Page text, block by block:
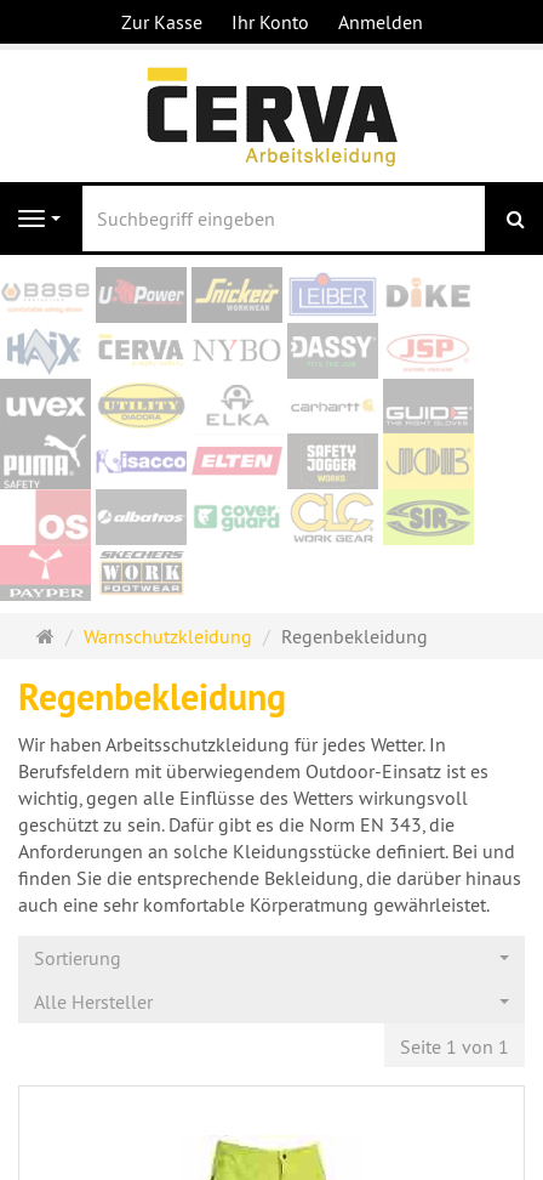
Zur Kasse Ihr Konto Anmelden
Navigation
Startseite
Warnschutzkleidung Regenbekleidung
Regenbekleidung
Wir haben Arbeitsschutzkleidung für jedes Wetter. In
Berufsfeldern mit überwiegendem Outdoor-Einsatz ist es
wichtig, gegen alle Einflüsse des Wetters wirkungsvoll
geschützt zu sein. Dafür gibt es die Norm EN 343, die
Anforderungen an solche Kleidungsstücke definiert. Bei und
finden Sie die entsprechende Bekleidung, die darüber hinaus
auch eine sehr komfortable Körperatmung gewährleistet.
Sortierung
Alle Hersteller
Seite 1 von 1